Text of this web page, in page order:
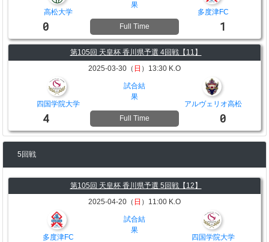
高松大学
果
多度津FC
0 Full Time 1
第105回 天皇杯 香川県予選 4回戦【11】
2025-03-30（ 日 ）13:30 K.O
四国学院大学
試合結
果
アルヴェリオ高松
4 Full Time 0
5回戦
第105回 天皇杯 香川県予選 5回戦【12】
2025-04-20（ 日 ）11:00 K.O
多度津FC
試合結
果
四国学院大学